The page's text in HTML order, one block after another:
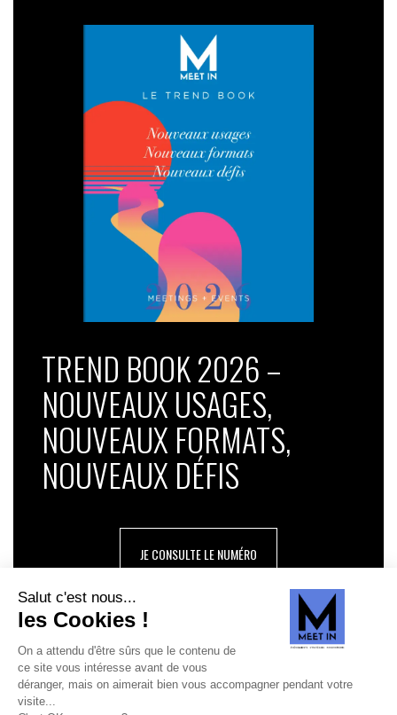
TREND BOOK 2026 –
NOUVEAUX USAGES,
NOUVEAUX FORMATS,
NOUVEAUX DÉFIS
JE CONSULTE LE NUMÉRO